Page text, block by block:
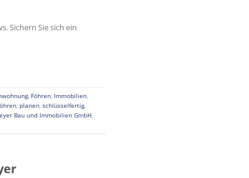
Sichern Sie sich ein
, Föhren Immobilien
planen schlüsselfertig,
Bau und Immobilien GmbH